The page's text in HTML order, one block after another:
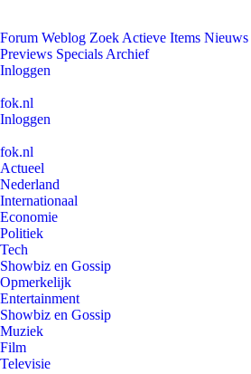
Forum Weblog Zoek Actieve Items Nieuws
Previews Specials Archief
Inloggen
fok.nl
Inloggen
fok.nl
Actueel
Nederland
Internationaal
Economie
Politiek
Tech
Showbiz en Gossip
Opmerkelijk
Entertainment
Showbiz en Gossip
Muziek
Film
Televisie